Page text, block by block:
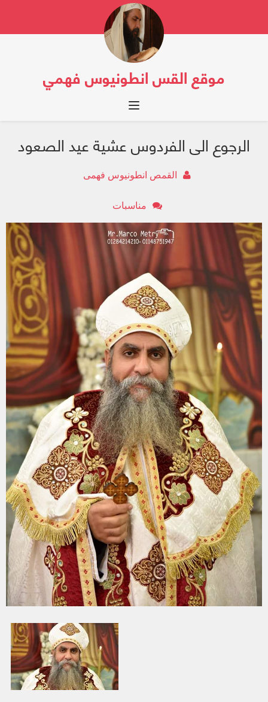
موقع القس انطونيوس فهمي
Toggle navigation
الرجوع الى الفردوس عشية عيد الصعود
القمص انطونيوس فهمى
مناسبات